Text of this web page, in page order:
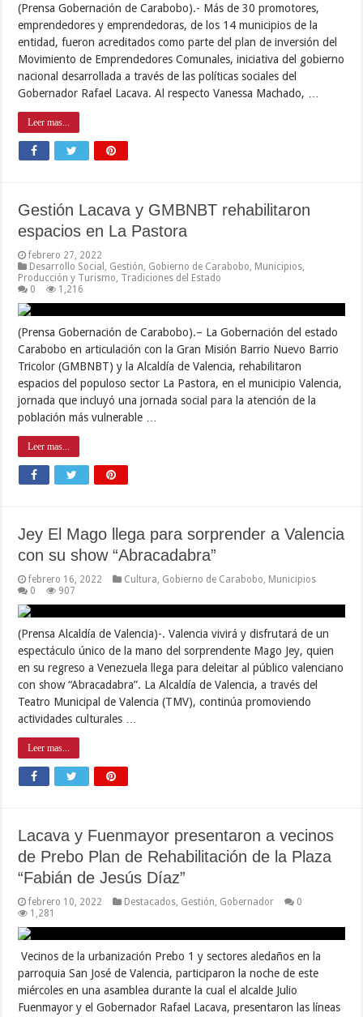
(Prensa Gobernación de Carabobo).- Más de 30 promotores,
emprendedores y emprendedoras, de los 14 municipios de la
entidad, fueron acreditados como parte del plan de inversión del
Movimiento de Emprendedores Comunales, iniciativa del gobierno
nacional desarrollada a través de las políticas sociales del
Gobernador Rafael Lacava. Al respecto Vanessa Machado, …
Leer mas...
Gestión Lacava y GMBNBT rehabilitaron
espacios en La Pastora
febrero 27, 2022
Desarrollo Social
Gestión Gobierno de Carabobo Municipios
Producción y Turismo Tradiciones del Estado
0
1,216
(Prensa Gobernación de Carabobo).– La Gobernación del estado
Carabobo en articulación con la Gran Misión Barrio Nuevo Barrio
Tricolor (GMBNBT) y la Alcaldía de Valencia, rehabilitaron
espacios del populoso sector La Pastora, en el municipio Valencia,
jornada que incluyó una jornada social para la atención de la
población más vulnerable …
Leer mas...
Jey El Mago llega para sorprender a Valencia
con su show “Abracadabra”
febrero 16, 2022 Cultura Gobierno de Carabobo Municipios
0
907
(Prensa Alcaldía de Valencia)-. Valencia vivirá y disfrutará de un
espectáculo único de la mano del sorprendente Mago Jey, quien
en su regreso a Venezuela llega para deleitar al público valenciano
con show “Abracadabra”. La Alcaldía de Valencia, a través del
Teatro Municipal de Valencia (TMV), continúa promoviendo
actividades culturales …
Leer mas...
Lacava y Fuenmayor presentaron a vecinos
de Prebo Plan de Rehabilitación de la Plaza
“Fabián de Jesús Díaz”
febrero 10, 2022 Destacados Gestión Gobernador
0
1,281
Vecinos de la urbanización Prebo 1 y sectores aledaños en la
parroquia San José de Valencia, participaron la noche de este
miércoles en una asamblea durante la cual el alcalde Julio
Fuenmayor y el Gobernador Rafael Lacava, presentaron las líneas